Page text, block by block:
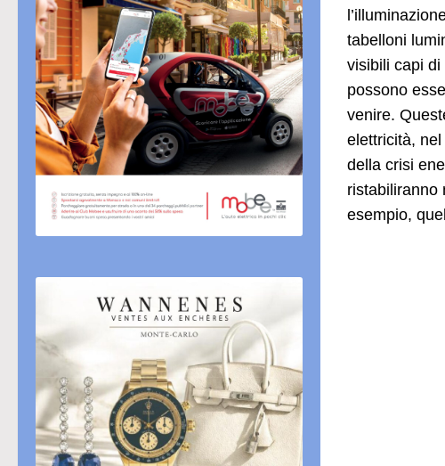
tabelloni
visibili capi
possono
venire.
elettricità,
della crisi
ristabiliranno
esempio,